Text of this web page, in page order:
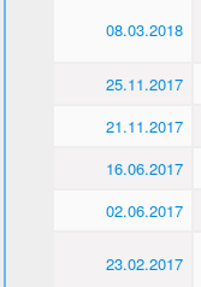
08.03.2018
25.11.2017
21.11.2017
16.06.2017
02.06.2017
23.02.2017